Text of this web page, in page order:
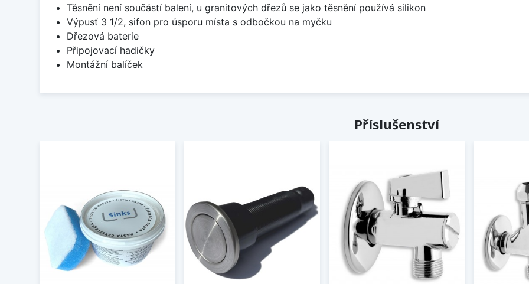
Těsnění není součástí balení, u granitových dřezů se jako těsnění používá silikon
Výpusť 3 1/2, sifon pro úsporu místa s odbočkou na myčku
Dřezová baterie
Připojovací hadičky
Montážní balíček
Příslušenství